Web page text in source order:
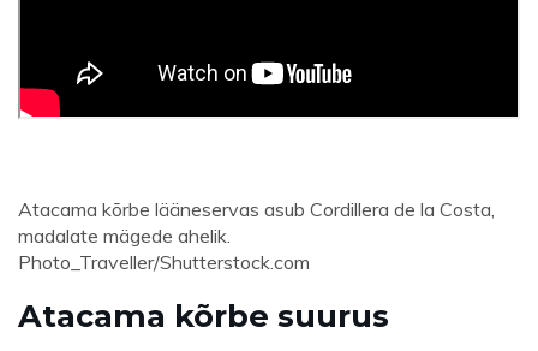
Atacama kõrbe lääneservas asub Cordillera de la Costa,
madalate mägede ahelik.
Photo_Traveller/Shutterstock.com
Atacama kõrbe suurus